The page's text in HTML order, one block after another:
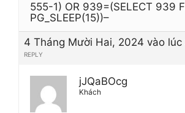
555-1) OR 939=(SELECT 939
PG_SLEEP(15))–
4 Tháng Mười Hai, 2024 vào lúc
REPLY
jJQaBOcg
Khách